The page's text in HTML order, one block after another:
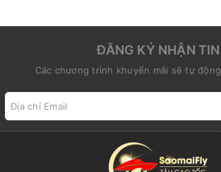
ĐĂNG KÝ NHẬN TIN
Các chương trình khuyến mãi sẽ tự